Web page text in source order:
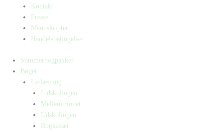
Kontakt
Presse
Manuskripter
Handelsbetingelser
Sommerbogpakker
Bøger
Letlæsning
Indskolingen
Mellemtrinnet
Udskolingen
Bogkasser